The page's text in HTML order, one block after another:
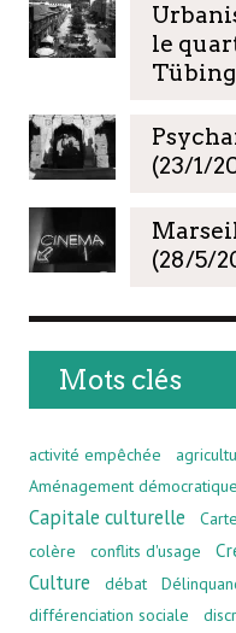
le
(23/1/
(28/5/
Mots clés
activité empêchée
Aménagement démocratique
Capitale culturelle
colère
conflits d'usage
Culture débat
différenciation sociale